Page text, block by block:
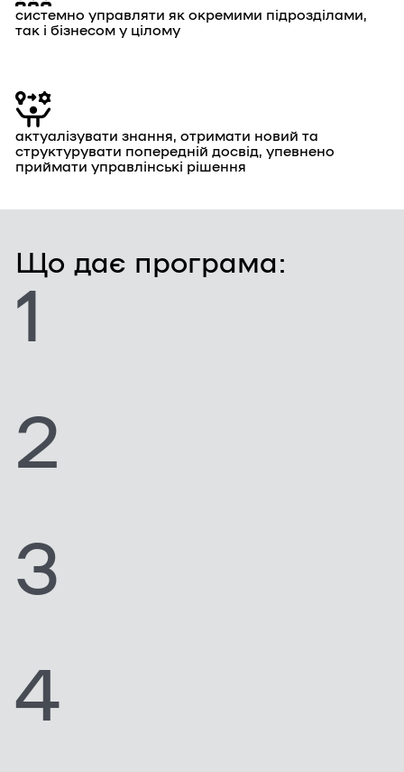
системно управляти як окремими підрозділами,
так і бізнесом у цілому
актуалізувати знання, отримати новий та
структурувати попередній досвід, упевнено
приймати управлінські рішення
Що дає програма:
1
2
3
4